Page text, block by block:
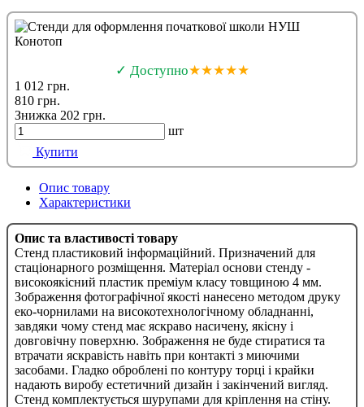
✓ Доступно★★★★★
1 012 грн.
810 грн.
Знижка 202 грн.
шт
Купити
Опис товару
Характеристики
Опис та властивості товару
Стенд пластиковий інформаційний. Призначений для
стаціонарного розміщення. Матеріал основи стенду -
високоякісний пластик преміум класу товщиною 4 мм.
Зображення фотографічної якості нанесено методом друку
еко-чорнилами на високотехнологічному обладнанні,
завдяки чому стенд має яскраво насичену, якісну і
довговічну поверхню. Зображення не буде стиратися та
втрачати яскравість навіть при контакті з миючими
засобами. Гладко оброблені по контуру торці і крайки
надають виробу естетичний дизайн і закінчений вигляд.
Стенд комплектується шурупами для кріплення на стіну.